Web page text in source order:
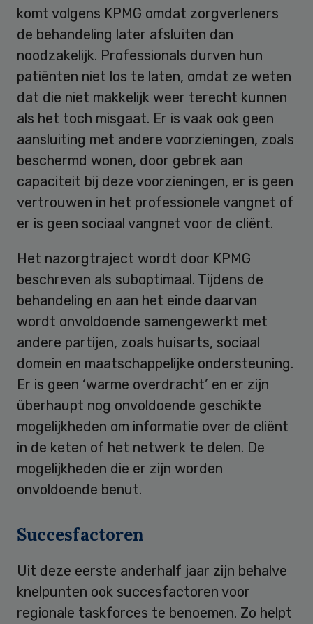
komt volgens KPMG omdat zorgverleners
de behandeling later afsluiten dan
noodzakelijk. Professionals durven hun
patiënten niet los te laten, omdat ze weten
dat die niet makkelijk weer terecht kunnen
als het toch misgaat. Er is vaak ook geen
aansluiting met andere voorzieningen, zoals
beschermd wonen, door gebrek aan
capaciteit bij deze voorzieningen, er is geen
vertrouwen in het professionele vangnet of
er is geen sociaal vangnet voor de cliënt.
Het nazorgtraject wordt door KPMG
beschreven als suboptimaal. Tijdens de
behandeling en aan het einde daarvan
wordt onvoldoende samengewerkt met
andere partijen, zoals huisarts, sociaal
domein en maatschappelijke ondersteuning.
Er is geen ‘warme overdracht’ en er zijn
überhaupt nog onvoldoende geschikte
mogelijkheden om informatie over de cliënt
in de keten of het netwerk te delen. De
mogelijkheden die er zijn worden
onvoldoende benut.
Succesfactoren
Uit deze eerste anderhalf jaar zijn behalve
knelpunten ook succesfactoren voor
regionale taskforces te benoemen. Zo helpt